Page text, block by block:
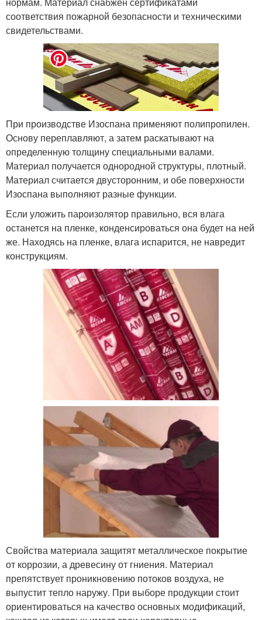
соответствия пожарной безопасности и техническими
свидетельствами.
При производстве Изоспана применяют полипропилен.
Основу переплавляют, а затем раскатывают на
определенную толщину специальными валами.
Материал получается однородной структуры, плотный.
Материал считается двусторонним, и обе поверхности
Изоспана выполняют разные функции.
Если уложить пароизолятор правильно, вся влага
останется на пленке, конденсироваться она будет на ней
же. Находясь на пленке, влага испарится, не навредит
конструкциям.
Свойства материала защитят металлическое покрытие
от коррозии, а древесину от гниения. Материал
препятствует проникновению потоков воздуха, не
выпустит тепло наружу. При выборе продукции стоит
ориентироваться на качество основных модификаций,